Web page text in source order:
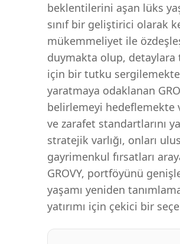
beklentilerini aşan lüks
sınıf bir geliştirici olarak
mükemmeliyet ile
duymakta olup,
için bir tutku
yaratmaya odaklanan
belirlemeyi hedeflemekte
ve zarafet standartlarını
stratejik varlığı, onları
gayrimenkul fırsatları
GROVY, portföyünü
yaşamı yeniden
yatırımı için çekici bir